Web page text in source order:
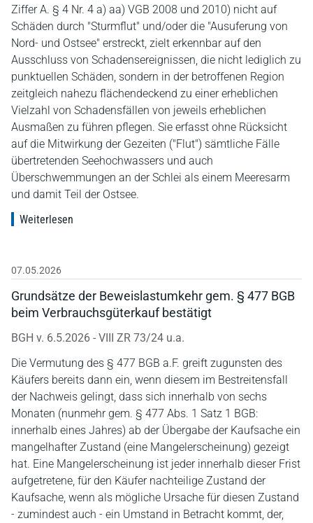
Ziffer A. § 4 Nr. 4 a) aa) VGB 2008 und 2010) nicht auf
Schäden durch "Sturmflut" und/oder die "Ausuferung von
Nord- und Ostsee" erstreckt, zielt erkennbar auf den
Ausschluss von Schadensereignissen, die nicht lediglich zu
punktuellen Schäden, sondern in der betroffenen Region
zeitgleich nahezu flächendeckend zu einer erheblichen
Vielzahl von Schadensfällen von jeweils erheblichen
Ausmaßen zu führen pflegen. Sie erfasst ohne Rücksicht
auf die Mitwirkung der Gezeiten ("Flut") sämtliche Fälle
übertretenden Seehochwassers und auch
Überschwemmungen an der Schlei als einem Meeresarm
und damit Teil der Ostsee.
Weiterlesen
07.05.2026
Grundsätze der Beweislastumkehr gem. § 477 BGB
beim Verbrauchsgüterkauf bestätigt
BGH v. 6.5.2026 - VIII ZR 73/24 u.a.
Die Vermutung des § 477 BGB a.F. greift zugunsten des
Käufers bereits dann ein, wenn diesem im Bestreitensfall
der Nachweis gelingt, dass sich innerhalb von sechs
Monaten (nunmehr gem. § 477 Abs. 1 Satz 1 BGB:
innerhalb eines Jahres) ab der Übergabe der Kaufsache ein
mangelhafter Zustand (eine Mangelerscheinung) gezeigt
hat. Eine Mangelerscheinung ist jeder innerhalb dieser Frist
aufgetretene, für den Käufer nachteilige Zustand der
Kaufsache, wenn als mögliche Ursache für diesen Zustand
- zumindest auch - ein Umstand in Betracht kommt, der,